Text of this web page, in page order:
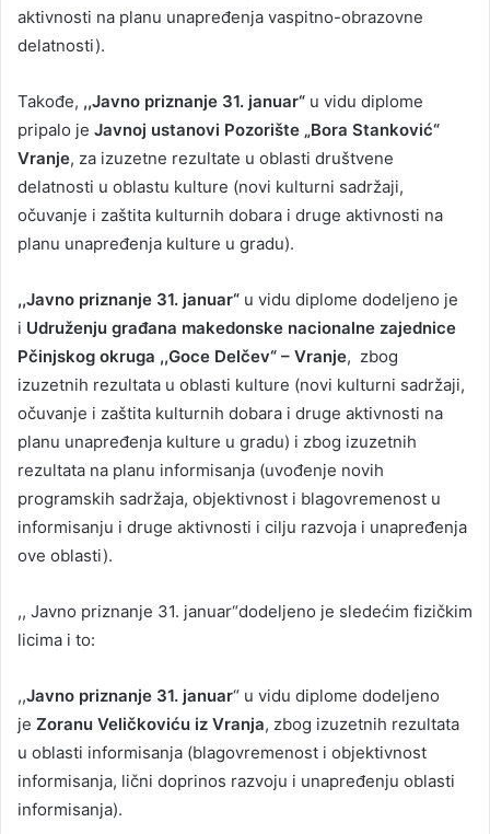
aktivnosti na planu unapređenja vaspitno-obrazovne
delatnosti).
Takođe, ,,Javno priznanje 31. januar“ u vidu diplome
pripalo je Javnoj ustanovi Pozorište „Bora Stanković“
Vranje, za izuzetne rezultate u oblasti društvene
delatnosti u oblastu kulture (novi kulturni sadržaji,
očuvanje i zaštita kulturnih dobara i druge aktivnosti na
planu unapređenja kulture u gradu).
,,Javno priznanje 31. januar“ u vidu diplome dodeljeno je
i Udruženju građana makedonske nacionalne zajednice
Pčinjskog okruga ,,Goce Delčev“ – Vranje, zbog
izuzetnih rezultata u oblasti kulture (novi kulturni sadržaji,
očuvanje i zaštita kulturnih dobara i druge aktivnosti na
planu unapređenja kulture u gradu) i zbog izuzetnih
rezultata na planu informisanja (uvođenje novih
programskih sadržaja, objektivnost i blagovremenost u
informisanju i druge aktivnosti i cilju razvoja i unapređenja
ove oblasti).
,, Javno priznanje 31. januar“dodeljeno je sledećim fizičkim
licima i to:
,,Javno priznanje 31. januar“ u vidu diplome dodeljeno
je Zoranu Veličkoviću iz Vranja, zbog izuzetnih rezultata
u oblasti informisanja (blagovremenost i objektivnost
informisanja, lični doprinos razvoju i unapređenju oblasti
informisanja).